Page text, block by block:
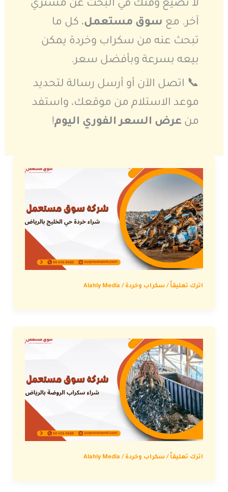
لا تضيع وقتك في البحث عن مشتري
آخر. مع سوق مستعمل، كل ما
تبحث عنه من سكراب وخردة يمكن
بيعه بسرعة وبأفضل سعر.
📞 اتصل الآن أو أرسل رسالة لتحديد
موعد الاستلام من موقعك، واستفد
من عرض السعر الفوري اليوم!
اترك تعليقاً /سكراب وخردة /
Alahly Media
اترك تعليقاً /سكراب وخردة /
Alahly Media